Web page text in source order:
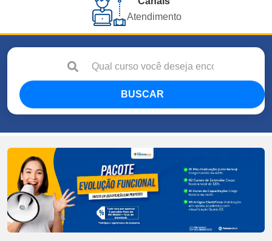
Atendimento
BUSCAR